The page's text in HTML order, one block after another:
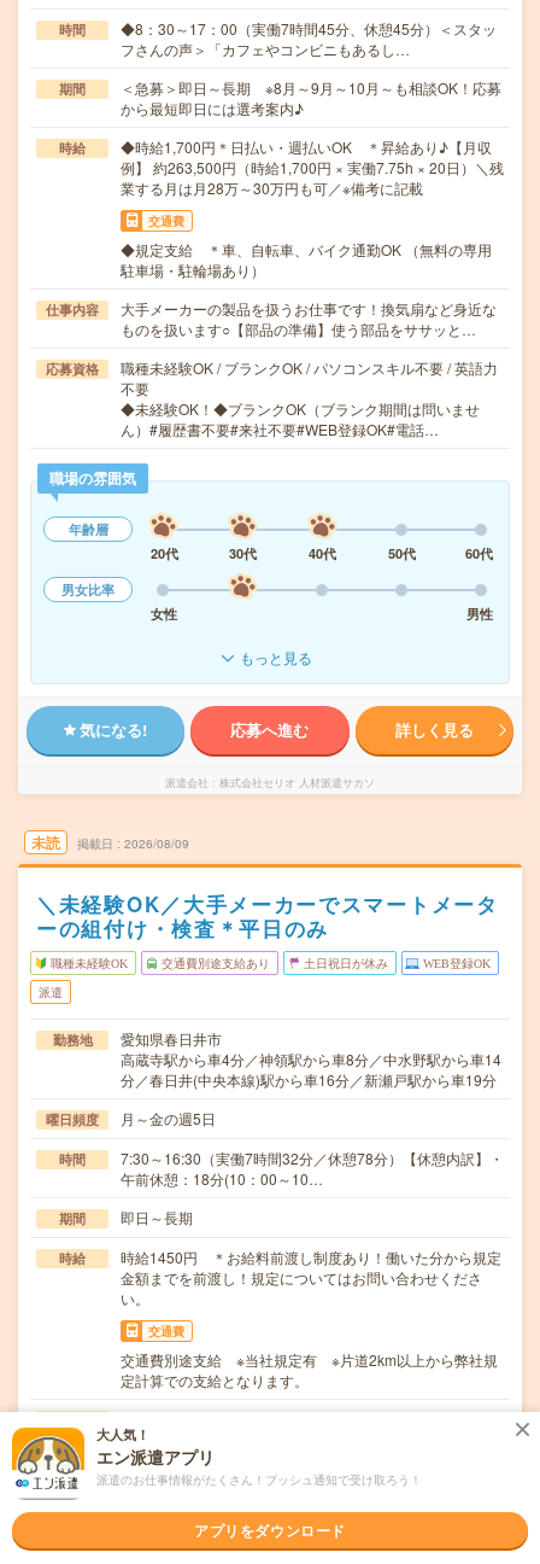
時間
◆8：30～17：00（実働7時間45分、休憩45分）＜スタッ
フさんの声＞「カフェやコンビニもあるし…
期間
＜急募＞即日～長期 ※8月～9月～10月～も相談OK！応募
から最短即日には選考案内♪
時給
◆時給1,700円＊日払い・週払いOK ＊昇給あり♪【月収
例】 約263,500円（時給1,700円 × 実働7.75h × 20日）＼残
業する月は月28万～30万円も可／※備考に記載
交通費
◆規定支給 ＊車、自転車、バイク通勤OK （無料の専用
駐車場・駐輪場あり）
仕事内容
大手メーカーの製品を扱うお仕事です！換気扇など身近な
ものを扱います○【部品の準備】使う部品をササッと…
応募資格
職種未経験OK / ブランクOK / パソコンスキル不要 / 英語力
不要
◆未経験OK！◆ブランクOK（ブランク期間は問いませ
ん）#履歴書不要#来社不要#WEB登録OK#電話…
職場の雰囲気
年齢層
20代
30代 40代 50代
60代
男女比率
女性
男性
もっと見る
気になる! 応募へ進む 詳しく見る
派遣会社 株式会社セリオ 人材派遣サカソ
未読 掲載日 2026/08/09
＼未経験OK／大手メーカーでスマートメータ
ーの組付け・検査＊平日のみ
職種未経験OK 交通費別途支給あり 土日祝日が休み WEB登録OK
派遣
勤務地
愛知県春日井市
高蔵寺駅から車4分／神領駅から車8分／中水野駅から車14
分／春日井(中央本線)駅から車16分／新瀬戸駅から車19分
曜日頻度 月～金の週5日
時間
7:30～16:30（実働7時間32分／休憩78分）【休憩内訳】・
午前休憩：18分(10：00～10…
期間 即日～長期
時給
時給1450円 ＊お給料前渡し制度あり！働いた分から規定
金額までを前渡し！規定についてはお問い合わせくださ
い。
交通費
交通費別途支給 ※当社規定有 ※片道2km以上から弊社規
定計算での支給となります。
で固定します。使い方は丁寧に教えていただけます！…
応募資格
職種未経験OK / ブランクOK / パソコンスキル不要 / 英語力
未経験OK！
大人気！
エン派遣アプリ
派遣のお仕事情報がたくさん！プッシュ通知で受け取ろう！
アプリをダウンロード